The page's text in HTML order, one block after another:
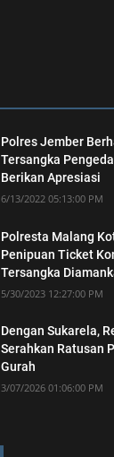
Polres Jember
Tersangka
Berikan Apresiasi
6/13/2022 05:13:00 PM
Polresta Malang
Penipuan Ticket
Tersangka
5/30/2023 12:27:00 PM
Dengan Sukarela,
Serahkan Ratusan
Gurah
3/07/2026 01:06:00 PM